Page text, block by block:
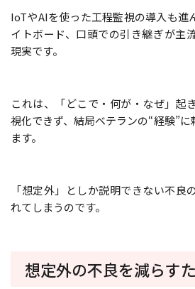
IoTやAIを使った工程監視の導入も進
イトボード、口頭での引き継ぎが主
現実です。
これは、「どこで・何が・なぜ」起
視化できず、結局ベテランの“経験”
ます。
「想定外」としか説明できない不良
れてしまうのです。
想定外の不良を減らす